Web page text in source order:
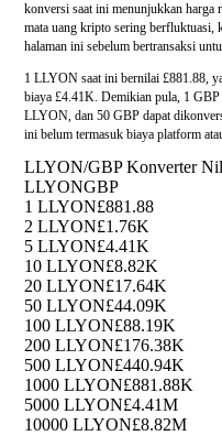
konversi saat ini menunjukkan harga
mata uang kripto sering berfluktuasi,
halaman ini sebelum bertransaksi
1 LLYON saat ini bernilai £881.88,
biaya £4.41K. Demikian pula, 1
LLYON, dan 50 GBP dapat
ini belum termasuk biaya platform
LLYON/GBP Konverter
LLYONGBP
1 LLYON£881.88
2 LLYON£1.76K
5 LLYON£4.41K
10 LLYON£8.82K
20 LLYON£17.64K
50 LLYON£44.09K
100 LLYON£88.19K
200 LLYON£176.38K
500 LLYON£440.94K
1000 LLYON£881.88K
5000 LLYON£4.41M
10000 LLYON£8.82M